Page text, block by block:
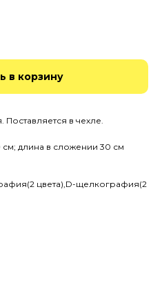
в корзину
Поставляется в чехле.
длина в сложении 30 см
цвета),D-щелкография(2